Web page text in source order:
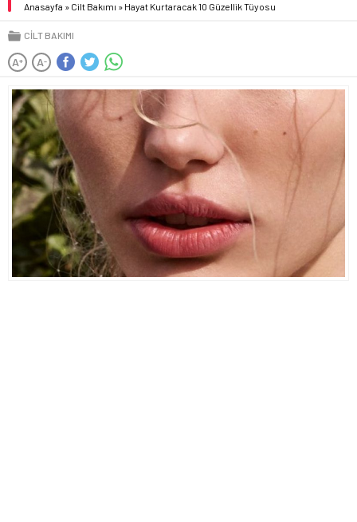
Anasayfa » Cilt Bakımı » Hayat Kurtaracak 10 Güzellik Tüyosu
CILT BAKIMI
A+ A-